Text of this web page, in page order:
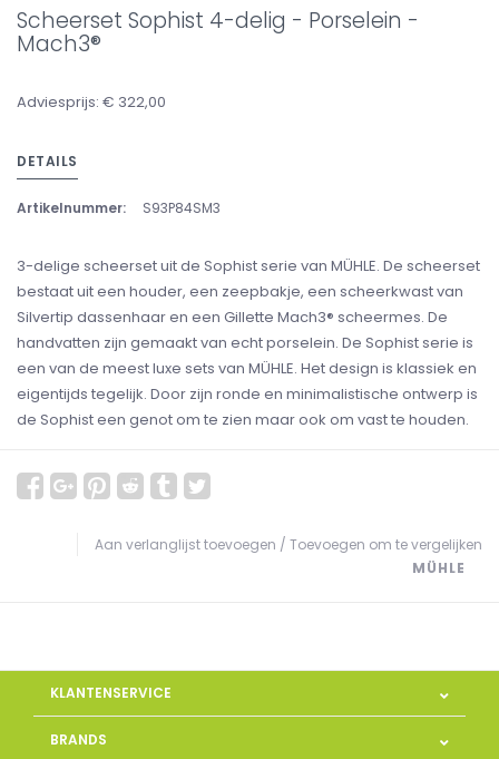
Scheerset Sophist 4-delig - Porselein -
Mach3®
Adviesprijs: € 322,00
DETAILS
Artikelnummer: S93P84SM3
3-delige scheerset uit de Sophist serie van MÜHLE. De scheerset
bestaat uit een houder, een zeepbakje, een scheerkwast van
Silvertip dassenhaar en een Gillette Mach3® scheermes. De
handvatten zijn gemaakt van echt porselein. De Sophist serie is
een van de meest luxe sets van MÜHLE. Het design is klassiek en
eigentijds tegelijk. Door zijn ronde en minimalistische ontwerp is
de Sophist een genot om te zien maar ook om vast te houden.
Aan verlanglijst toevoegen / Toevoegen om te vergelijken
MÜHLE
KLANTENSERVICE
BRANDS